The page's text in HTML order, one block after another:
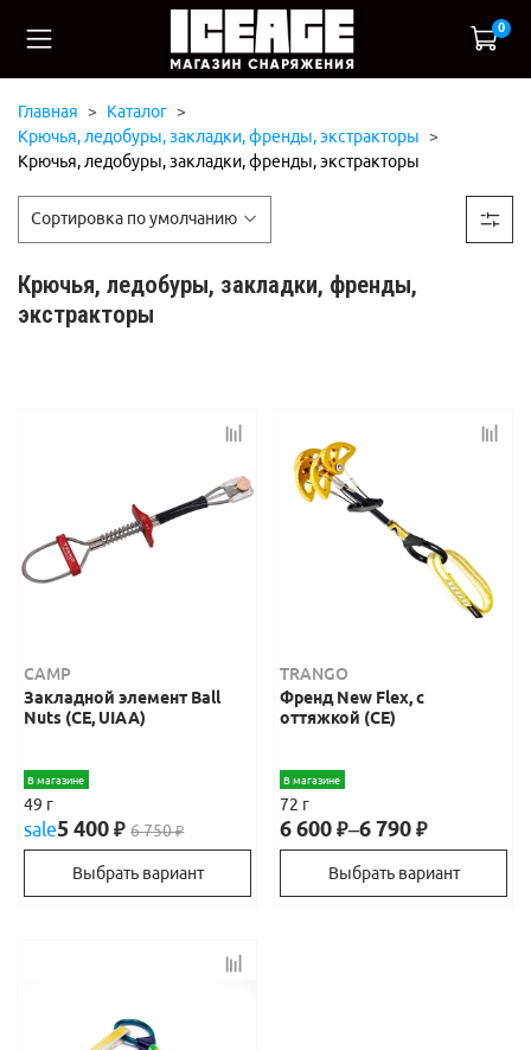
0
Главная
Каталог
Крючья, ледобуры, закладки, френды, экстракторы
Крючья, ледобуры, закладки, френды, экстракторы
Крючья, ледобуры, закладки, френды,
экстракторы
CAMP
Закладной элемент Ball
Nuts (CE, UIAA)
В магазине
49 г
sale5 400₽ 6 750₽
Выбрать вариант
TRANGO
Френд New Flex, с
оттяжкой (CE)
В магазине
72 г
6 600₽–6 790₽
Выбрать вариант